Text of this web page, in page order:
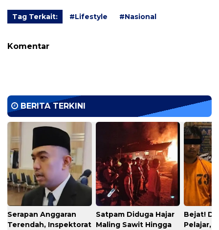
Tag Terkait: #Lifestyle #Nasional
Komentar
BERITA TERKINI
Serapan Anggaran
Terendah, Inspektorat
​Satpam Diduga Hajar
Maling Sawit Hingga
​Bejat!
Pelajar,